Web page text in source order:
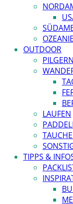
OUTDOOR
PILGERN
LAUFEN
TIPPS &